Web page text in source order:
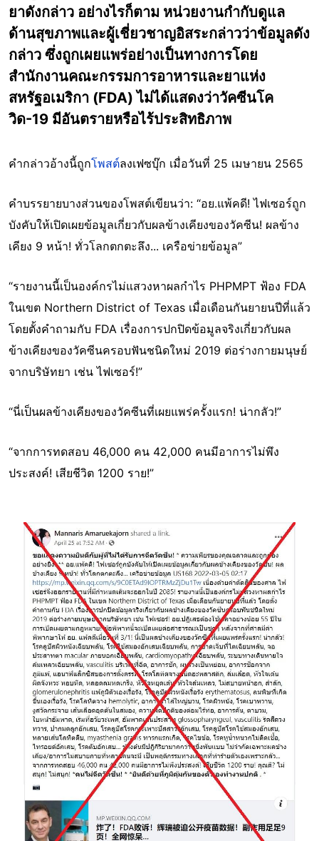
ยาดังกล่าว อย่างไรก็ตาม หน่วยงานกำกับดูแล
ด้านสุขภาพและผู้เชี่ยวชาญอิสระกล่าวว่าข้อมูลดัง
กล่าว ซึ่งถูกเผยแพร่อย่างเป็นทางการโดย
สำนักงานคณะกรรมการอาหารและยาแห่ง
สหรัฐอเมริกา (FDA) ไม่ได้แสดงว่าวัคซีนโค
วิด-19 มีอันตรายหรือไร้ประสิทธิภาพ
คำกล่าวอ้างนี้ถูกโพสต์ลงเฟซบุ๊ก เมื่อวันที่ 25 เมษายน 2565
คำบรรยายบางส่วนของโพสต์เขียนว่า: “อย.แพ้คดี! ไฟเซอร์ถูก
บังคับให้เปิดเผยข้อมูลเกี่ยวกับผลข้างเคียงของวัคซีน! ผลข้าง
เคียง 9 หน้า! ทั่วโลกตกตะลึง... เครือข่ายข้อมูล”
“รายงานนี้เป็นองค์กรไม่แสวงหาผลกำไร PHPMPT ฟ้อง FDA
ในเขต Northern District of Texas เมื่อเดือนกันยายนปีที่แล้ว
โดยตั้งคำถามกับ FDA เรื่องการปกปิดข้อมูลจริงเกี่ยวกับผล
ข้างเคียงของวัคซีนครอบฟันชนิดใหม่ 2019 ต่อร่างกายมนุษย์
จากบริษัทยา เช่น ไฟเซอร์!”
“นี่เป็นผลข้างเคียงของวัคซีนที่เผยแพร่ครั้งแรก! น่ากลัว!”
“จากการทดสอบ 46,000 คน 42,000 คนมีอาการไม่พึง
ประสงค์! เสียชีวิต 1200 ราย!”
Image